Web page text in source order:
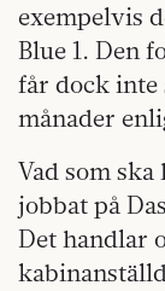
exempelvis
Blue 1. Den
får dock inte
månader
Vad som
jobbat på
Det handlar